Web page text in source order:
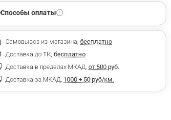
Способы оплаты
Самовывоз из магазина, бесплатно
Доставка до ТК, бесплатно
Доставка в пределах МКАД, от 500 руб.
Доставка за МКАД, 1000 + 50 руб/км.